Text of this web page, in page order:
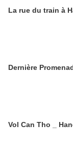
La rue du train à
Dernière
Vol Can Tho _